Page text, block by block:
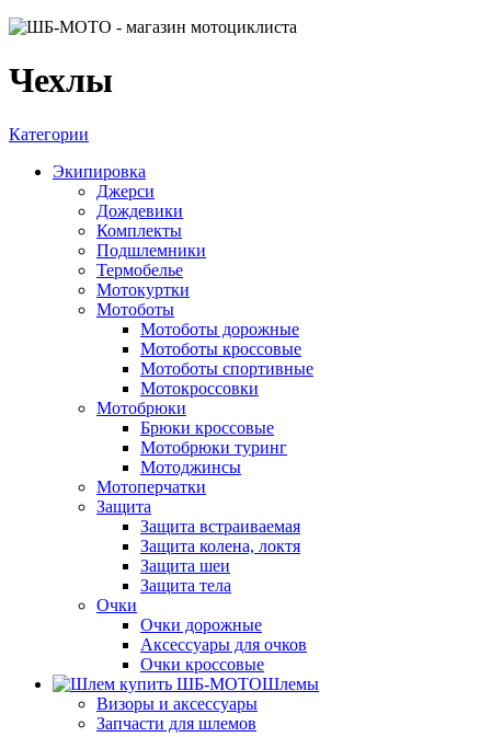
Чехлы
Категории
Экипировка
Джерси
Дождевики
Комплекты
Подшлемники
Термобелье
Мотокуртки
Мотоботы
Мотоботы дорожные
Мотоботы кроссовые
Мотоботы спортивные
Мотокроссовки
Мотобрюки
Брюки кроссовые
Мотобрюки туринг
Мотоджинсы
Мотоперчатки
Защита
Защита встраиваемая
Защита колена, локтя
Защита шеи
Защита тела
Очки
Очки дорожные
Аксессуары для очков
Очки кроссовые
Шлемы
Визоры и аксессуары
Запчасти для шлемов